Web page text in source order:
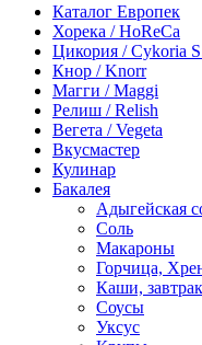
Каталог Европек
Хорека / HoReCa
Цикория / Cykoria
Кнор / Knorr
Магги / Maggi
Релиш / Relish
Вегета / Vegeta
Вкусмастер
Кулинар
Бакалея
Адыгейская
Соль
Макароны
Горчица,
Каши,
Соусы
Уксус